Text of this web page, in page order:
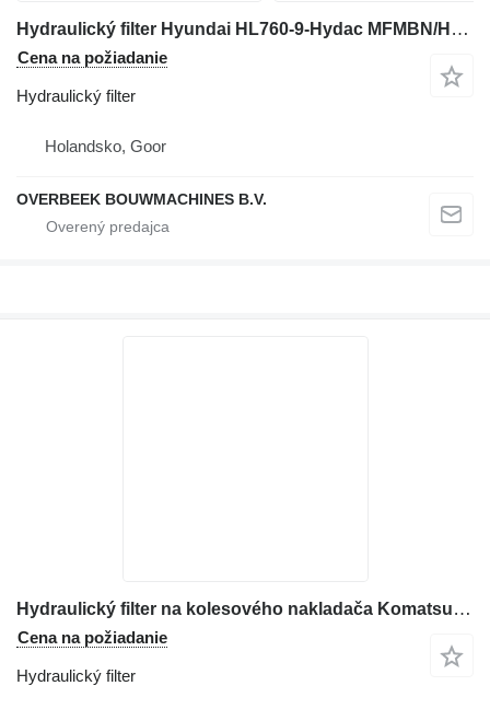
Hydraulický filter Hyundai HL760-9-Hydac MFMBN/HC55OE10W4.0 - Inline Filter na kolesového nakladača
Cena na požiadanie
Hydraulický filter
Holandsko, Goor
OVERBEEK BOUWMACHINES B.V.
Hydraulický filter na kolesového nakladača Komatsu WA480
Cena na požiadanie
Hydraulický filter